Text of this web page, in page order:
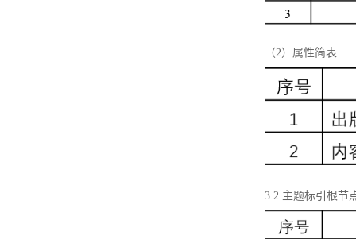
（2）属性简表
3.2 主题标引根节